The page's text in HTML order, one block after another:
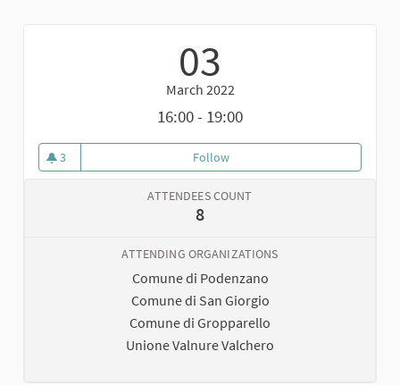
03
March 2022
16:00 - 19:00
3
3 followers
FollowSecondo incontro di
ATTENDEES COUNT
8
ATTENDING ORGANIZATIONS
Comune di Podenzano
Comune di San Giorgio
Comune di Gropparello
Unione Valnure Valchero